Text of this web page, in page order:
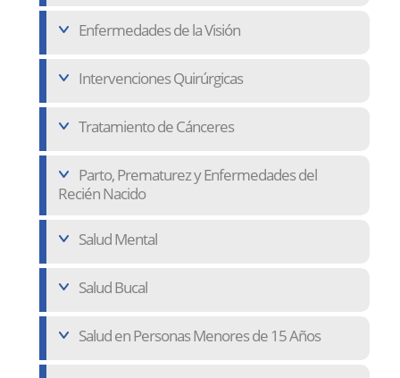
Enfermedades de la Visión
Intervenciones Quirúrgicas
Tratamiento de Cánceres
Parto, Prematurez y Enfermedades del
Recién Nacido
Salud Mental
Salud Bucal
Salud en Personas Menores de 15 Años